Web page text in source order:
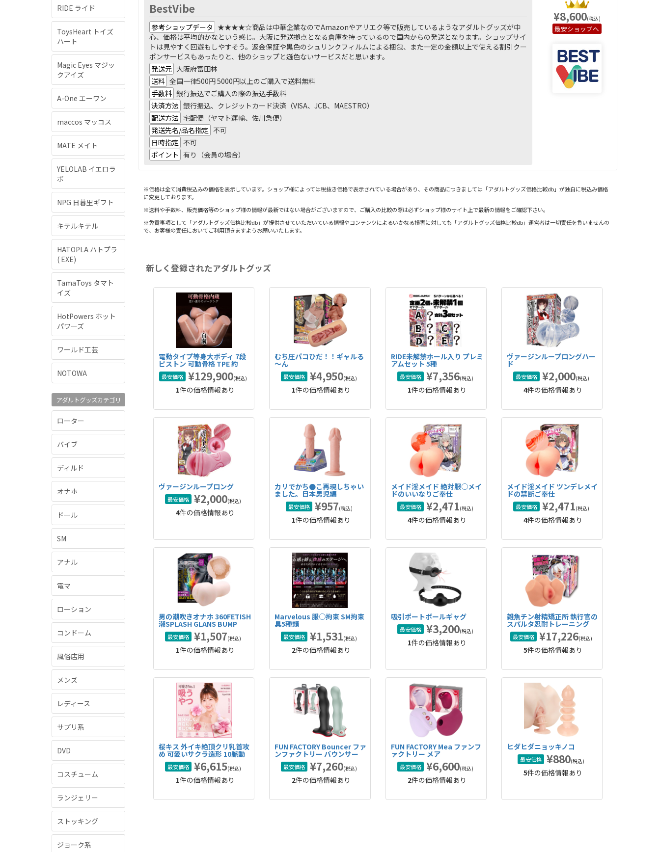
RIDE ライド
ToysHeart トイズ
ハート
Magic Eyes マジッ
クアイズ
A-One エーワン
maccos マッコス
MATE メイト
YELOLAB イエロラ
ボ
NPG 日暮里ギフト
キテルキテル
HATOPLA ハトプラ
( EXE)
TamaToys タマト
イズ
HotPowers ホット
パワーズ
ワールド工芸
NOTOWA
アダルトグッズカテゴリ
ローター
バイブ
ディルド
オナホ
ドール
SM
アナル
電マ
ローション
コンドーム
風俗店用
メンズ
レディース
サプリ系
DVD
コスチューム
ランジェリー
ストッキング
ジョーク系
BestVibe
参考ショップデータ ★★★★☆商品は中華企業なのでAmazonやアリエク等で販売しているようなアダルトグッズが中
心、価格は平均的かなという感じ。大阪に発送拠点となる倉庫を持っているので国内からの発送となります。ショップサイ
トは見やすく回遊もしやすそう。返金保証や黒色のシュリンクフィルムによる梱包、また一定の金額以上で使える割引クー
ポンサービスもあったりと、他のショップと遜色ないサービスだと思います。
発送元 大阪府富田林
送料 全国一律500円 5000円以上のご購入で送料無料
手数料 銀行振込でご購入の際の振込手数料
決済方法 銀行振込、クレジットカード決済（VISA、JCB、MAESTRO）
配送方法 宅配便（ヤマト運輸、佐川急便）
発送先名/品名指定 不可
日時指定 不可
ポイント 有り（会員の場合）
¥8,600(税込)
ショップへ
※価格は全て消費税込みの価格を表示しています。ショップ様によっては税抜き価格で表示されている場合があり、その商品につきましては「アダルトグッズ価格比較db」が独自に税込み価格
に変更しております。
※送料や手数料、販売価格等のショップ様の情報が最新ではない場合がございますので、ご購入の比較の際は必ずショップ様のサイト上で最新の情報をご確認下さい。
※免責事項として「アダルトグッズ価格比較db」が提供させていただいている情報やコンテンツによるいかなる損害に対しても「アダルトグッズ価格比較db」運営者は一切責任を負いませんの
で、お客様の責任においてご利用頂きますようお願いいたします。
新しく登録されたアダルトグッズ
電動タイプ等身大ボディ 7段
ピストン 可動骨格 TPE 約
28kg 完全防水 大型オナホ
最安価格 ¥129,900(税込)
1件の価格情報あり
むち圧パコひだ！！ギャルる
～ん
最安価格 ¥4,950(税込)
1件の価格情報あり
RIDE未解禁ホール入り プレミ
アムセット 5種
最安価格 ¥7,356(税込)
1件の価格情報あり
ヴァージンループロングハー
ド
最安価格 ¥2,000(税込)
4件の価格情報あり
ヴァージンループロング
最安価格 ¥2,000(税込)
4件の価格情報あり
カリでかち●こ再現しちゃい
ました。日本男児編
最安価格 ¥957(税込)
1件の価格情報あり
メイド淫メイド 絶対服○メイ
ドのいいなりご奉仕
最安価格 ¥2,471(税込)
4件の価格情報あり
メイド淫メイド ツンデレメイ
ドの禁断ご奉仕
最安価格 ¥2,471(税込)
4件の価格情報あり
男の潮吹きオナホ 360FETISH
潮SPLASH GLANS BUMP
最安価格 ¥1,507(税込)
1件の価格情報あり
Marvelous 服○拘束 SM拘束
具5種類
最安価格 ¥1,531(税込)
2件の価格情報あり
吸引ポートボールギャグ
最安価格 ¥3,200(税込)
1件の価格情報あり
雑魚チン射精矯正所 執行官の
スパルタ忍耐トレーニング
最安価格 ¥17,226(税込)
5件の価格情報あり
桜キス 外イキ絶頂クリ乳首攻
め 可愛いサクラ造形 10脈動
吸引 10密着激震 吸うやつ 吸
引バイブ
最安価格 ¥6,615(税込)
1件の価格情報あり
FUN FACTORY Bouncer ファ
ンファクトリー バウンサー
最安価格 ¥7,260(税込)
2件の価格情報あり
FUN FACTORY Mea ファンフ
ァクトリー メア
最安価格 ¥6,600(税込)
2件の価格情報あり
ヒダヒダニョッキノコ
最安価格 ¥880(税込)
5件の価格情報あり